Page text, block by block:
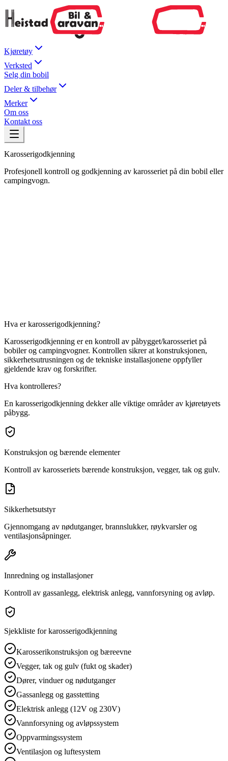
Kjøretøy
Verksted
Selg din bobil
Deler & tilbehør
Merker
Om oss
Kontakt oss
Karosserigodkjenning
Profesjonell kontroll og godkjenning av karosseriet på din bobil eller
campingvogn.
Hva er karosserigodkjenning?
Karosserigodkjenning er en kontroll av påbygget/karosseriet på
bobiler og campingvogner. Kontrollen sikrer at konstruksjonen,
sikkerhetsutrusningen og de tekniske installasjonene oppfyller
gjeldende krav og forskrifter.
Hva kontrolleres?
En karosserigodkjenning dekker alle viktige områder av kjøretøyets
påbygg.
Konstruksjon og bærende elementer
Kontroll av karosseriets bærende konstruksjon, vegger, tak og gulv.
Sikkerhetsutstyr
Gjennomgang av nødutganger, brannslukker, røykvarsler og
ventilasjonsåpninger.
Innredning og installasjoner
Kontroll av gassanlegg, elektrisk anlegg, vannforsyning og avløp.
Sjekkliste for karosserigodkjenning
Karosserikonstruksjon og bæreevne
Vegger, tak og gulv (fukt og skader)
Dører, vinduer og nødutganger
Gassanlegg og gasstetting
Elektrisk anlegg (12V og 230V)
Vannforsyning og avløpssystem
Oppvarmingssystem
Ventilasjon og luftesystem